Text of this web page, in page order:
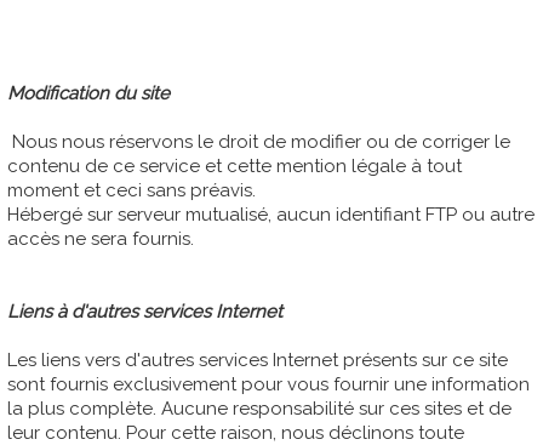
Modification du site
Nous nous réservons le droit de modifier ou de corriger le
contenu de ce service et cette mention légale à tout
moment et ceci sans préavis.
Hébergé sur serveur mutualisé, aucun identifiant FTP ou autre
accès ne sera fournis.
Liens à d'autres services Internet
Les liens vers d'autres services Internet présents sur ce site
sont fournis exclusivement pour vous fournir une information
la plus complète. Aucune responsabilité sur ces sites et de
leur contenu. Pour cette raison, nous déclinons toute